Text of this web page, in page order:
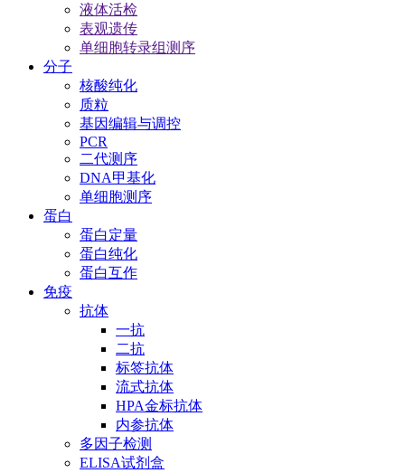
液体活检
表观遗传
单细胞转录组测序
分子
核酸纯化
质粒
基因编辑与调控
PCR
二代测序
DNA甲基化
单细胞测序
蛋白
蛋白定量
蛋白纯化
蛋白互作
免疫
抗体
一抗
二抗
标签抗体
流式抗体
HPA金标抗体
内参抗体
多因子检测
ELISA试剂盒